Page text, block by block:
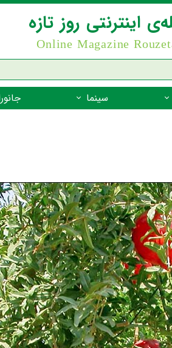
اینترنتی روز تازه
Online Magazine
سینما
جانوران
جانوران
جانوران